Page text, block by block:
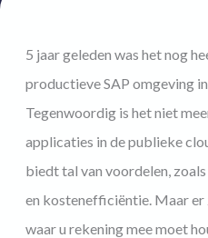
5 jaar geleden was het nog
productieve SAP omgeving
Tegenwoordig is het niet
applicaties in de publieke
biedt tal van voordelen,
en kostenefficiëntie. Maar
waar u rekening mee moet